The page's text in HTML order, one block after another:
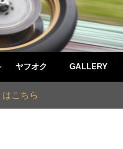
ヤフオク GALLERY
こちら